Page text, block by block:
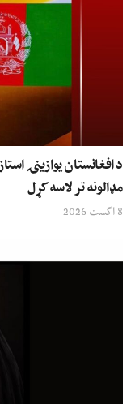
د افغانستان یوازینۍ
مډالونه تر لاسه کړل
8 اگست 2026